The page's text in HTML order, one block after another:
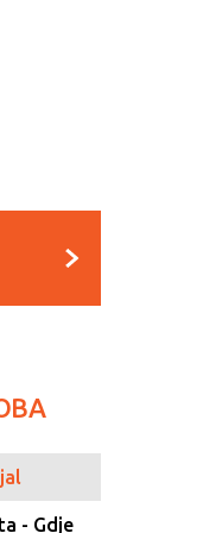
- Gdje